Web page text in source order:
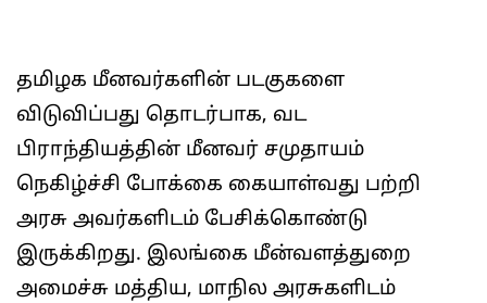
தமிழக மீனவர்களின் படகுகளை
விடுவிப்பது தொடர்பாக, வட
பிராந்தியத்தின் மீனவர் சமுதாயம்
நெகிழ்ச்சி போக்கை கையாள்வது பற்றி
அரசு அவர்களிடம் பேசிக்கொண்டு
இருக்கிறது. இலங்கை மீன்வளத்துறை
அமைச்சு மத்திய, மாநில அரசுகளிடம்